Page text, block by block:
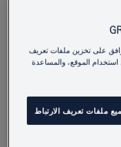
على تخزين ملفات تعريف
استخدام الموقع، والمساعدة
ملفات تعريف الارتباط